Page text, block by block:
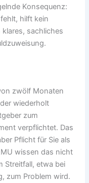
Konsequenz:
hilft kein
sachliches
zwölf Monaten
wiederholt
zum
verpflichtet. Das
Pflicht für Sie als
wissen das nicht
Streitfall, etwa bei
zum Problem wird.